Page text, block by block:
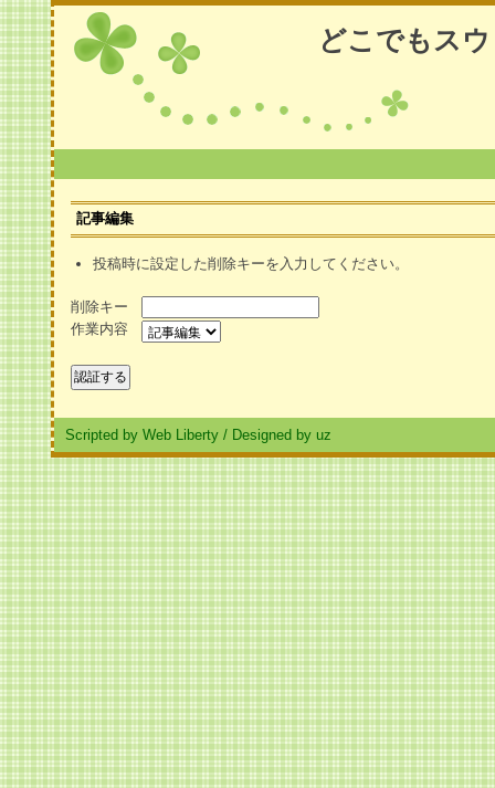
どこでもス
記事編集
投稿時に設定した削除キーを入力してください。
削除キー
作業内容
Scripted by Web Liberty / Designed by uz